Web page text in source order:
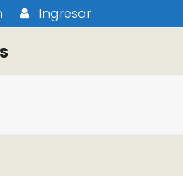
Ingresar